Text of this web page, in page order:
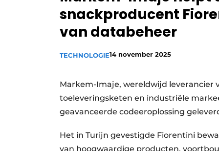
Privacy / Cookie statement
Vacature aanmelden
Video’s
snackproducent
van databeheer
TECHNOLOGIE14 november 2025
Markem-Imaje, wereldwijd leverancier
toeleveringsketen en industriële
geavanceerde codeeroplossing
Het in Turijn gevestigde Fiorentini
van hoogwaardige producten,